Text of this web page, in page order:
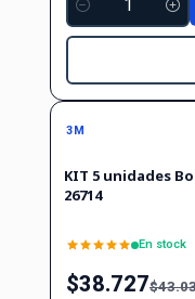
Cantidad
-10%
3M
KIT 5 unidades
26714
En stock
$38.727